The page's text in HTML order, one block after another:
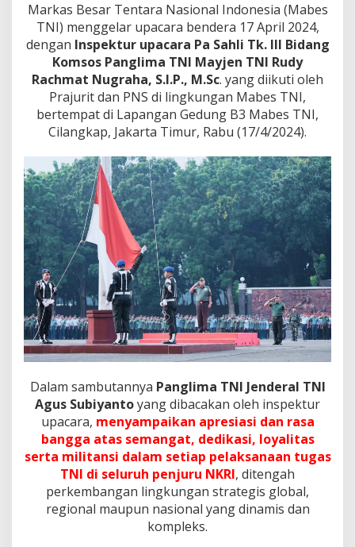
D
a
l
a
m
B
e
r
t
i
n
d
a
k
e
r
a
S
e
a
l
M
e
n
j
a
g
a
e
w
Markas Besar Tentara Nasional Indonesia (Mabes
TNI) menggelar upacara bendera 17 April 2024,
dengan Inspektur upacara Pa Sahli Tk. III Bidang
Komsos Panglima TNI Mayjen TNI Rudy
Rachmat Nugraha, S.I.P., M.Sc. yang diikuti oleh
Prajurit dan PNS di lingkungan Mabes TNI,
bertempat di Lapangan Gedung B3 Mabes TNI,
Cilangkap, Jakarta Timur, Rabu (17/4/2024).
Dalam sambutannya Panglima TNI Jenderal TNI
Agus Subiyantoyang dibacakan oleh inspektur
upacara, menyampaikan apresiasi dan rasa
bangga atas semangat, dedikasi, loyalitas
serta militansi dalam setiap pelaksanaan tugas
TNI di seluruh penjuru NKRI, ditengah
perkembangan lingkungan strategis global,
regional maupun nasional yang dinamis dan
kompleks.